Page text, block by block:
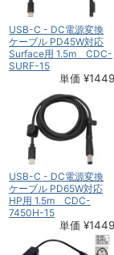
USB-C - DC電源変換
ケーブル PD45W対応
Surface用 1.5m CDC-
SURF-15
単価 ¥1449
USB-C - DC電源変換
ケーブル PD65W対応
HP用 1.5m CDC-
7450H-15
単価 ¥1449